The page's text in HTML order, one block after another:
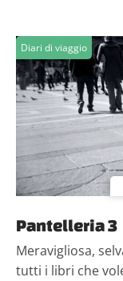
Diari di viaggio
Pantelleria 3
Meravigliosa,
tutti i libri che